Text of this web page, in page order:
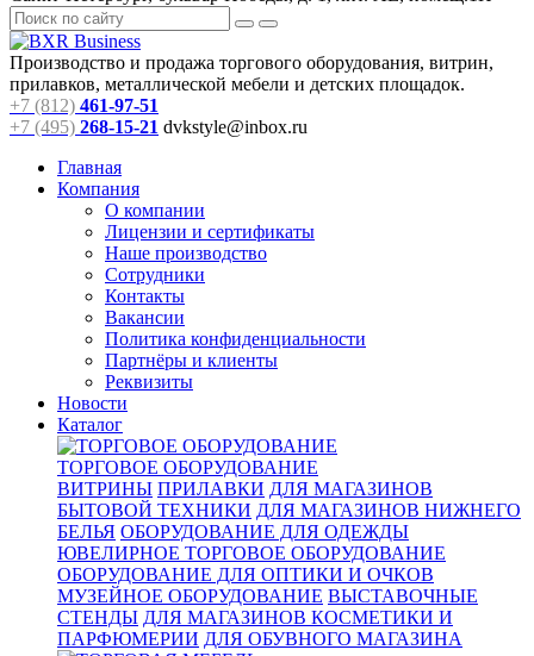
Производство и продажа торгового оборудования, витрин,
прилавков, металлической мебели и детских площадок.
+7 (812) 461-97-51
+7 (495) 268-15-21 dvkstyle@inbox.ru
Главная
Компания
О компании
Лицензии и сертификаты
Наше производство
Сотрудники
Контакты
Вакансии
Политика конфиденциальности
Партнёры и клиенты
Реквизиты
Новости
Каталог
ТОРГОВОЕ ОБОРУДОВАНИЕ
ВИТРИНЫ ПРИЛАВКИ ДЛЯ МАГАЗИНОВ
БЫТОВОЙ ТЕХНИКИ ДЛЯ МАГАЗИНОВ НИЖНЕГО
БЕЛЬЯ ОБОРУДОВАНИЕ ДЛЯ ОДЕЖДЫ
ЮВЕЛИРНОЕ ТОРГОВОЕ ОБОРУДОВАНИЕ
ОБОРУДОВАНИЕ ДЛЯ ОПТИКИ И ОЧКОВ
МУЗЕЙНОЕ ОБОРУДОВАНИЕ ВЫСТАВОЧНЫЕ
СТЕНДЫ ДЛЯ МАГАЗИНОВ КОСМЕТИКИ И
ПАРФЮМЕРИИ ДЛЯ ОБУВНОГО МАГАЗИНА